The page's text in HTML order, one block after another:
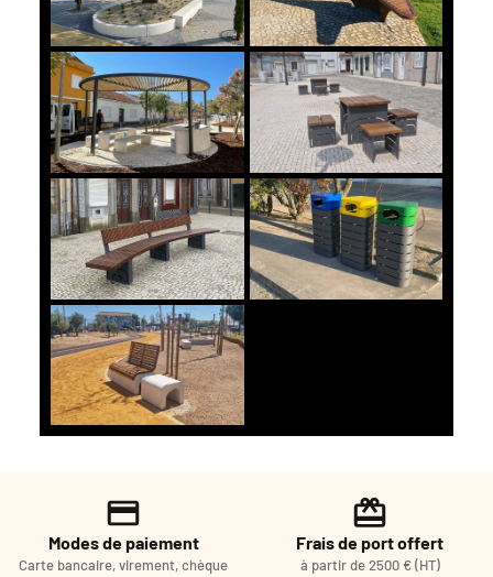
Modes de paiement
Carte bancaire, virement, chèque
Frais de port offert
à partir de 2500 € (HT)